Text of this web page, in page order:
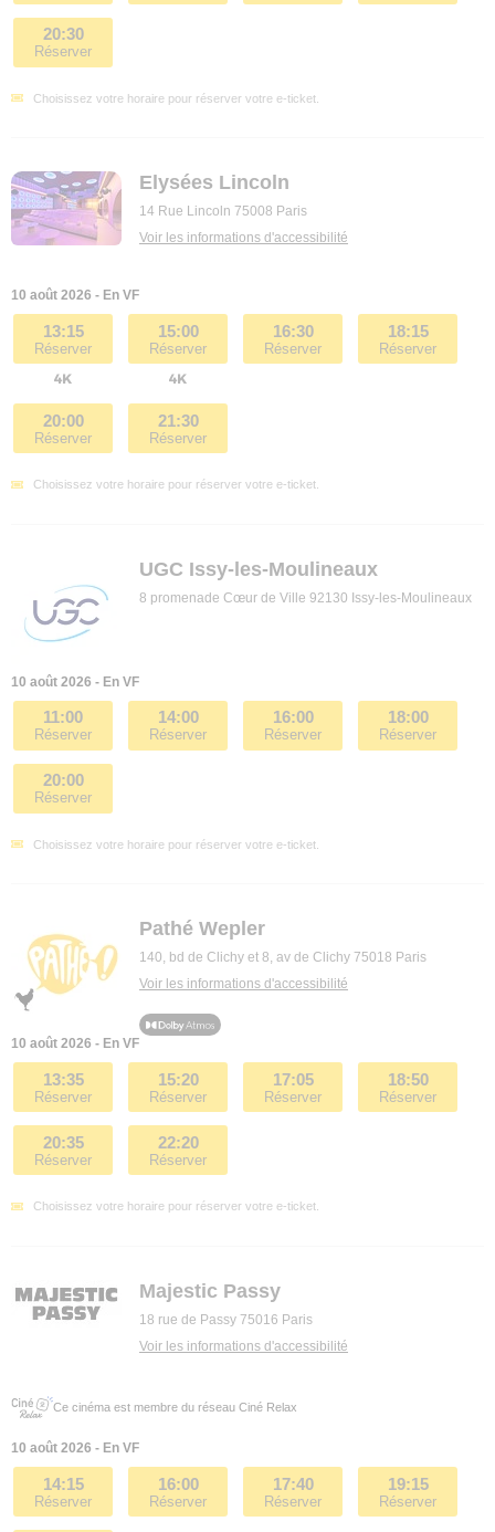
20:30
Réserver
Choisissez votre horaire pour réserver votre e-ticket.
Elysées Lincoln
14 Rue Lincoln 75008 Paris
Voir les informations d'accessibilité
10 août 2026 - En VF
13:15
Réserver
15:00
Réserver
16:30
Réserver
18:15
Réserver
20:00
Réserver
21:30
Réserver
Choisissez votre horaire pour réserver votre e-ticket.
UGC Issy-les-Moulineaux
8 promenade Cœur de Ville 92130 Issy-les-Moulineaux
10 août 2026 - En VF
11:00
Réserver
14:00
Réserver
16:00
Réserver
18:00
Réserver
20:00
Réserver
Choisissez votre horaire pour réserver votre e-ticket.
Pathé Wepler
140, bd de Clichy et 8, av de Clichy 75018 Paris
Voir les informations d'accessibilité
10 août 2026 - En VF
13:35
Réserver
15:20
Réserver
17:05
Réserver
18:50
Réserver
20:35
Réserver
22:20
Réserver
Choisissez votre horaire pour réserver votre e-ticket.
Majestic Passy
18 rue de Passy 75016 Paris
Voir les informations d'accessibilité
Ce cinéma est membre du réseau Ciné Relax
10 août 2026 - En VF
14:15
Réserver
16:00
Réserver
17:40
Réserver
19:15
Réserver